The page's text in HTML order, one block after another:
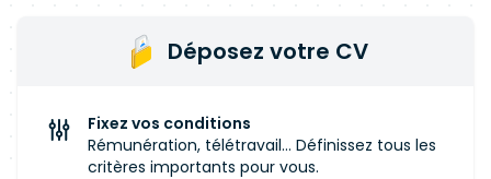
Déposez votre CV
Fixez vos conditions
Rémunération, télétravail... Définissez tous les
critères importants pour vous.